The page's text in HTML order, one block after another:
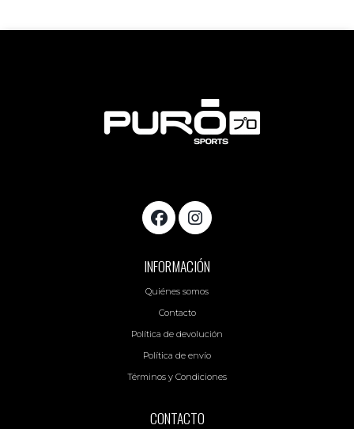
INFORMACIÓN
Quiénes somos
Contacto
Política de devolución
Política de envío
Términos y Condiciones
CONTACTO